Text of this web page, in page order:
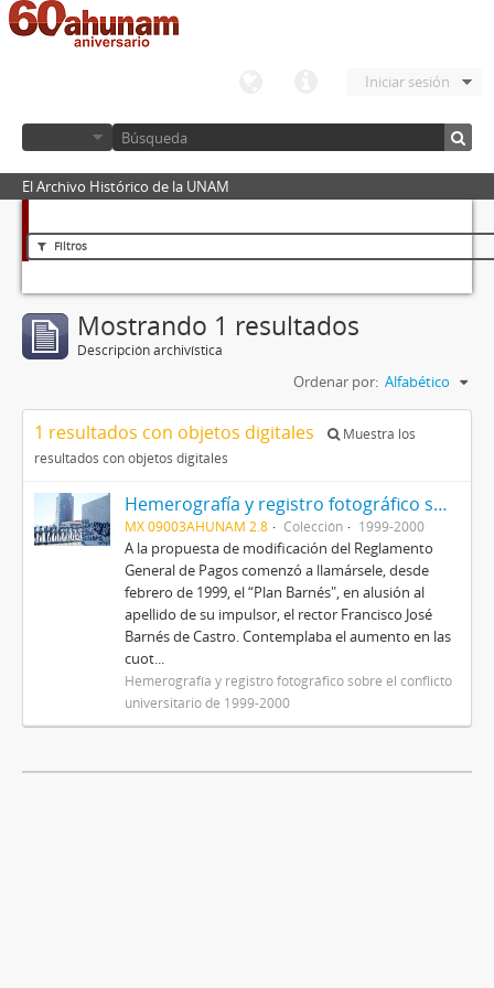
Iniciar sesión
El Archivo Histórico de la UNAM
Filtros
Mostrando 1 resultados
Descripción archivística
Ordenar por: Alfabético
1 resultados con objetos digitales
Muestra los
resultados con objetos digitales
Hemerografía y registro fotográfico sobre el conflicto universitario de 1999-2000
MX 09003AHUNAM 2.8 Colección 1999-2000
A la propuesta de modificación del Reglamento
General de Pagos comenzó a llamársele, desde
febrero de 1999, el “Plan Barnés", en alusión al
apellido de su impulsor, el rector Francisco José
Barnés de Castro. Contemplaba el aumento en las
cuot...
Hemerografía y registro fotográfico sobre el conflicto
universitario de 1999-2000